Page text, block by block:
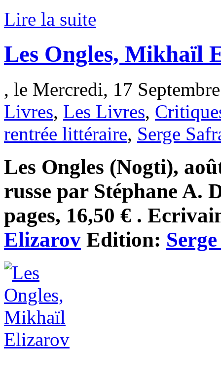
Lire la suite
Les Ongles, Mikhaïl
, le Mercredi, 17
Livres, Les Livres,
rentrée littéraire, Serge
Les Ongles (Nogti),
russe par Stéphane A.
pages, 16,50 € .
Elizarov Edition: